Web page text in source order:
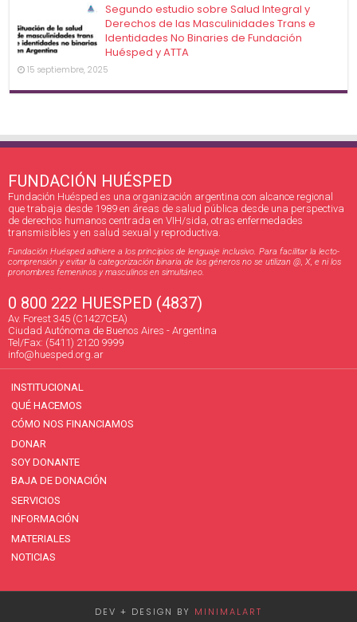
Segundo estudio sobre Salud Integral y
Derechos de las Masculinidades Trans e
Identidades No Binaries de Fundación
Huésped y ATTA
15 septiembre, 2025
FUNDACIÓN HUÉSPED
Fundación Huésped es una organización argentina con alcance regional
que trabaja desde 1989 en áreas de salud pública desde una perspectiva
de derechos humanos centrada en VIH/sida, otras enfermedades
transmisibles y en salud sexual y reproductiva.
Fundación Huésped adhiere a los principios de lenguaje inclusivo. Para facilitar la lecto-
comprensión y evitar la categorización binaria de los géneros no se utilizan @, X, e ni los
pronombres femeninos y masculinos en simultáneo.
0 800 222 HUESPED (4837)
Av. Forest 345 (C1427CEA)
Ciudad Autónoma de Buenos Aires - Argentina
Tel/Fax: (5411) 2120 9999
info@huesped.org.ar
INSTITUCIONAL
QUÉ HACEMOS
CÓMO NOS FINANCIAMOS
DONAR
SOY DONANTE
BAJA DE DONACIÓN
SERVICIOS
INFORMACIÓN
MATERIALES
NOTICIAS
DEV + DESIGN BY MINIMALART